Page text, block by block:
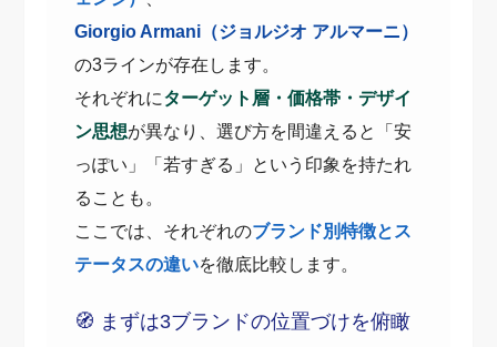
Giorgio Armani（ジョルジオ アルマーニ）
の3ラインが存在します。
それぞれにターゲット層・価格帯・デザイ
ン思想が異なり、選び方を間違えると「安
っぽい」「若すぎる」という印象を持たれ
ることも。
ここでは、それぞれのブランド別特徴とス
テータスの違いを徹底比較します。
🧭 まずは3ブランドの位置づけを俯瞰